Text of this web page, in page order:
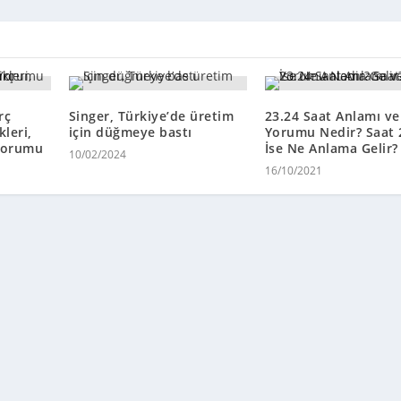
Singer, Türkiye’de üretim
için düğmeye bastı
10/02/2024
23.24 Saat Anlamı ve
Yorumu Nedir? Saat
İse Ne Anlama
16/10/2021